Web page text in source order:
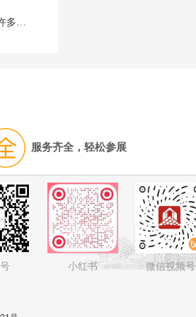
秋季的FOR BEAUTY博览会将带来很多新闻、繁忙的节目和许多惊喜。
服务齐全，轻松参展
小红书 微信视频号